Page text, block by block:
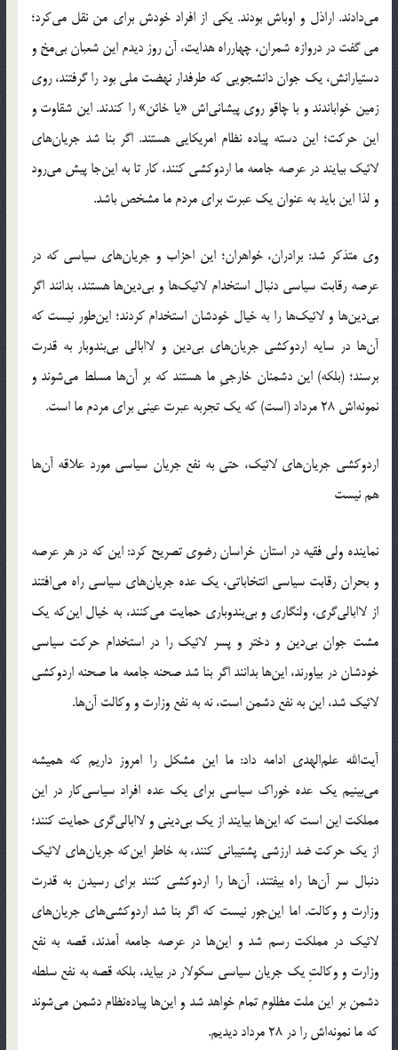
می‌دادند. اراذل و اوباش بودند. یکی از افراد خودش برای من نقل می‌کرد؛
می گفت در دروازه شمران، چهارراه هدایت، آن روز دیدم این شعبان بی‌مخ و
دستیارانش، یک جوان دانشجویی که طرفدار نهضت ملی بود را گرفتند، روی
زمین خواباندند و با چاقو روی پیشانی‌اش «یا خائن» را کندند. این شقاوت و
این حرکت؛ این‌ دسته پیاده نظام امریکایی هستند. اگر بنا شد جریان‌های
لائیک بیایند در عرصه جامعه ما اردوکشی کنند، کار تا به این‌جا پیش می‌رود
و لذا این باید به عنوان یک عبرت برای مردم ما مشخص باشد.
وی متذکر شد: برادران، خواهران؛ این احزاب و جریان‌های سیاسی که در
عرصه رقابت سیاسی دنبال استخدام لائیک‌ها و بی‌دین‌ها هستند، بدانند اگر
بی‌دین‌ها و لائیک‌ها را به خیال خودشان استخدام کردند؛ این‌طور نیست که
آن‌ها در سایه اردوکشی جریان‌های بی‌دین و لاابالی بی‌بندوبار به قدرت
برسند؛ (بلکه) این دشمنان خارجیِ ما هستند که بر آن‌ها مسلط می‌شوند و
نمونه‌اش 28 مرداد (است) که یک تجربه عبرت عینی برای مردم ما است.
اردوکشی جریان‌های لائیک، حتی به نفع جریان سیاسی مورد علاقه آن‌ها
هم نیست
نماینده ولی فقیه در استان خراسان رضوی تصریح کرد: این که در هر عرصه
و بحران رقابت سیاسی انتخاباتی، یک عده جریان‌های سیاسی راه می‌افتند
از لاابالی‌گری، ولنگاری و بی‌بندوباری حمایت می‌کنند، به خیال این‌که یک
مشت جوان بی‌دین و دختر و پسر لائیک را در استخدام حرکت سیاسی
خودشان در بیاورند، این‌ها بدانند اگر بنا شد صحنه جامعه ما صحنه اردوکشی
لائیک شد، این به نفع دشمن است، نه به نفع وزارت و وکالت آن‌ها.
آیت‌الله علم‌الهدی ادامه داد: ما این مشکل را امروز داریم که همیشه
می‌بینیم یک عده خوراک سیاسی برای یک عده افراد سیاسی‌کار در این
مملکت این است که این‌ها بیایند از یک بی‌دینی و لاابالی‌گری حمایت کنند؛
از یک حرکت ضد ارزشی پشتیبانی کنند، به خاطر این‌که جریان‌های لائیک
دنبال سر آن‌ها راه بیفتند، آن‌ها را اردوکشی کنند برای رسیدن به قدرت
وزارت و وکالت. اما این‌جور نیست که اگر بنا شد اردوکشی‌های جریان‌های
لائیک در مملکت رسم شد و این‌ها در عرصه جامعه آمدند، قصه به نفع
وزارت و وکالتِ یک جریان سیاسی سکولار در بیاید، بلکه قصه به نفع سلطه
دشمن بر این ملت مظلوم تمام خواهد شد و این‌ها پیاده‌نظام دشمن می‌شوند
که ما نمونه‌اش را در 28 مرداد دیدیم.